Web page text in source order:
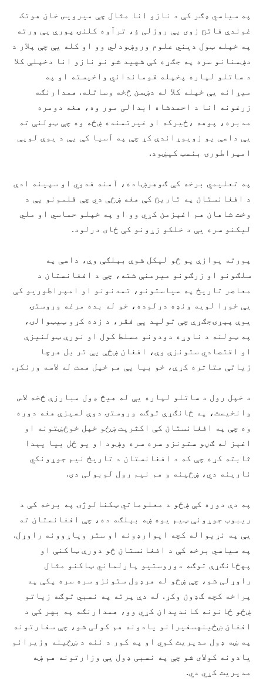
په سیاسي ډګر کې د نازو انا مثال چې میرویس خان هوتک
غوندې فاتح زوی یې روزلی ؤ، ترآوه کلنۍ پورې یې ورته
په خپله ټول دیني علوم وروښودلي وو او کله یې چې پلار د
دښمنانو سره په جګړه کې شهید شو نو نازو انا دخپلې کلا
د ساتلو لپاره پخپله قومانداني واخیسته او په
میړانه یې خپله کلا له دښمن څخه وساتله. همدارنګه
زرغونه انا د احمدشاه ابدالی مور وه، هغه دومره
مدبره، پوهه ،ځیرکه او غیرتمنده ښځه وه چې ټولنې ته
یې داسې یو زویوړاندې کړ چې په آسیا کې یې د یوې لويې
امپراطورۍ بنسټ کیښود.
په تعلیمي برخه کې ګوهرښاده، آمنه فدوي او سپينه ادې
د افغانستان په تاریخ کې هغه ښځې دي چې قلمونو یې د
وخت شاهان هم اغېزمن کړي وو او په خپلو حماسي او ملي
لیکنو سره یې د خلکو زړونو کې ځای درلود.
پورته یوازې یو څو لیکل شوې بېلګې وې، داسې په
سلګونو او زرګونو میرمنې شته، چې د افغانستان د
معاصر تاریخ په سیاستونو، تمدنونو او امپراطوریو کې
یې خورا لویه ونډه درلوده، خو له بده مرغه وروستۍ
یوې پېړۍجګړې چې تولید یې فقر، د زده کړو ټیټوالۍ،
په ټولنه د ناوړه دودونو مسلط کول او نورې ټولنیزې
او اقتصادي ستونزې وې، افغان ښځې یې تر بل هرچا
زیاتې متاثره کړې، خو بیا یې هم خپل همت له لاسه ورنکړ.
د خپل رول د ساتلو لپاره یې له هیڅ ډول مبارزې څخه لاس
وانخیست، په ځانګړې توګه وروستۍ دوې لسیزې هغه دوره
وه چې په افغانستان کې اکثریت ښځو خپل خوځښتونه او
اغېز له ګڼو ستونزو سره سره وښود او یو ځل بیا یېدا
ثابته کړه چې که د افغانستان د تاریخ نیم جوړونکي
نارینه دي، ښځینه و هم نیم رول لوبولی دی.
په دې دوره کې ښځو د معلوماتي ټکنالوژۍ په برخه کې د
ریبوټ جوړونې ټیم یوه ښه بېلګه ده، چې افغانستان ته
یې په نړیواله کچه ایوارډونه او ستر ویاړوونه راوړل.
په سیاسي برخه کې د افغانستان څو دورې ټاکنې او
پهځانګړې توګه دوروستیو پارلماني ټاکنو مثال
راوړلی شو، چې ښځو له هرډول ستونزو سره سره پکې په
پراخه کچه ګډون وکړ. له دې پرته په نسبي توګه زیاتو
ښځو ځانونه کاندیدان کړي وو، همدارنګه په بهر کې د
افغان ښځینهسفیرانو یادونه هم کولی شو، چې سفارتونه
په ښه ډول مدیریت کوي او په کور د ننه د ښځینه وزیرانو
یادونه کولای شو چې په نسبی ډول یې وزارتونه هم ښه
مدیریت کړي دي.